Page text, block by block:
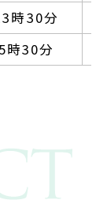
時30分
時30分